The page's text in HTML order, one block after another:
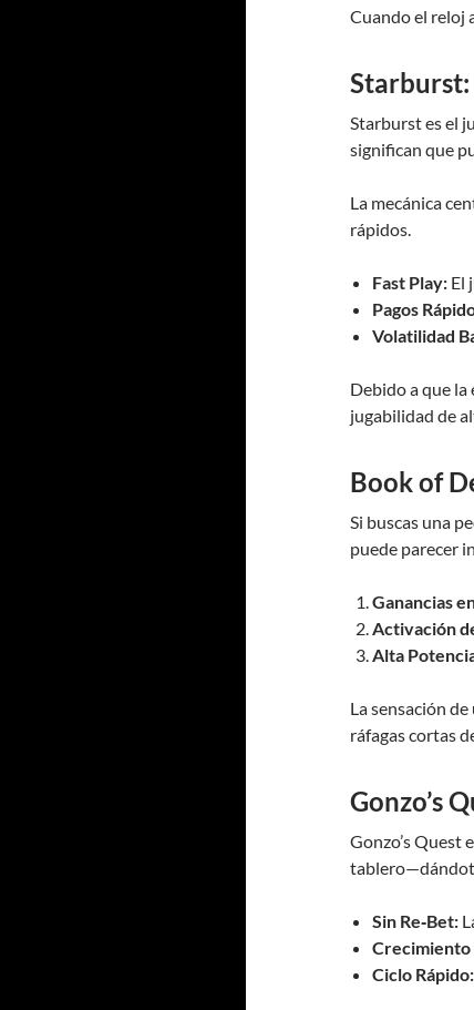
Cuando el reloj
Starburst es el
significan que
La mecánica
rápidos.
Fast Play: El
Pagos
Volatilidad
Debido a que la
jugabilidad de
Book of
Si buscas una
puede parecer
Ganancias
Activación
Alta
La sensación
ráfagas cortas
Gonzo’s
Gonzo’s Quest
Sin Re‑Bet:
Ciclo Rápido: